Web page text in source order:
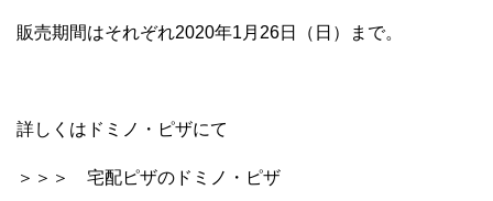
販売期間はそれぞれ2020年1月26日（日）まで。
詳しくはドミノ・ピザにて
＞＞＞ 宅配ピザのドミノ・ピザ